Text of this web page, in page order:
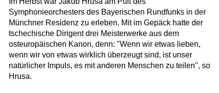
Symphonieorchesters des Bayerischen Rundfunks in der
Münchner Residenz zu erleben. Mit im Gepäck hatte der
tschechische Dirigent drei Meisterwerke aus dem
osteuropäischen Kanon, denn: "Wenn wir etwas lieben,
wenn wir von etwas wirklich überzeugt sind, ist unser
natürlicher Impuls, es mit anderen Menschen zu teilen", so
Hrusa.